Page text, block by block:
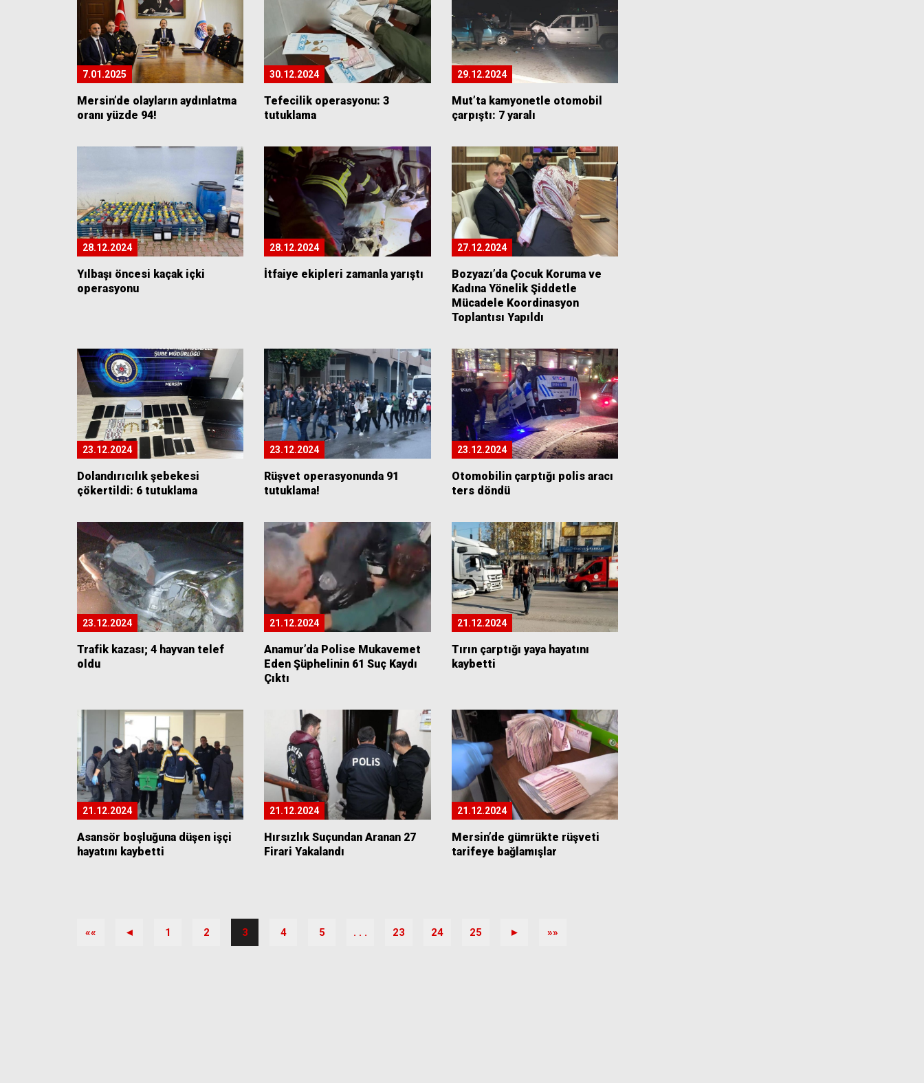
7.01.2025
Mersin’de olayların aydınlatma
oranı yüzde 94!
30.12.2024
Tefecilik operasyonu: 3
tutuklama
29.12.2024
Mut’ta kamyonetle otomobil
çarpıştı: 7 yaralı
28.12.2024
Yılbaşı öncesi kaçak içki
operasyonu
28.12.2024
İtfaiye ekipleri zamanla yarıştı
27.12.2024
Bozyazı’da Çocuk Koruma ve
Kadına Yönelik Şiddetle
Mücadele Koordinasyon
Toplantısı Yapıldı
23.12.2024
Dolandırıcılık şebekesi
çökertildi: 6 tutuklama
23.12.2024
Rüşvet operasyonunda 91
tutuklama!
23.12.2024
Otomobilin çarptığı polis aracı
ters döndü
23.12.2024
Trafik kazası; 4 hayvan telef
oldu
21.12.2024
Anamur’da Polise Mukavemet
Eden Şüphelinin 61 Suç Kaydı
Çıktı
21.12.2024
Tırın çarptığı yaya hayatını
kaybetti
21.12.2024
Asansör boşluğuna düşen işçi
hayatını kaybetti
21.12.2024
Hırsızlık Suçundan Aranan 27
Firari Yakalandı
21.12.2024
Mersin’de gümrükte rüşveti
tarifeye bağlamışlar
«« ◄ 1 2 3 4 5 . . . 23 24 25 ► »»